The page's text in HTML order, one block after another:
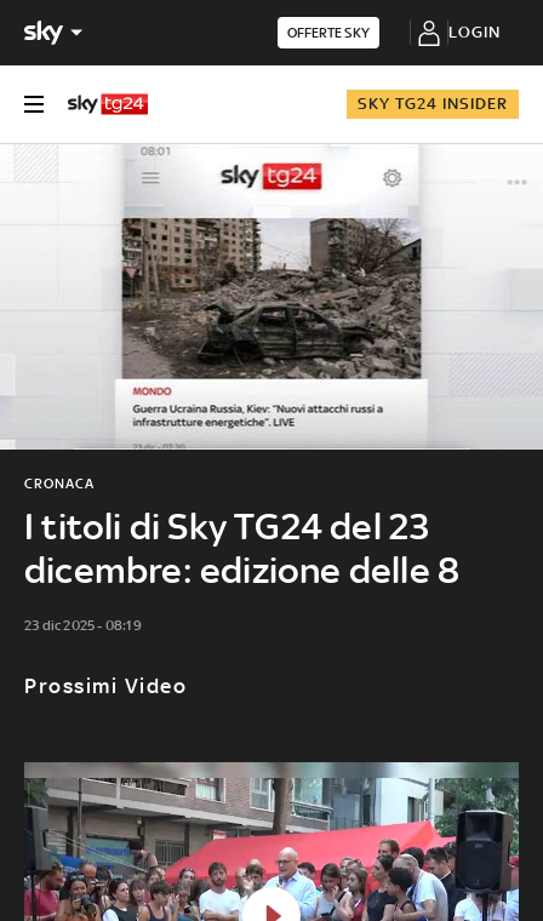
OFFERTE SKY LOGIN
SKY TG24 INSIDER
I titoli di Sky TG24 del 23
dicembre: edizione delle 8
CRONACA
23 dic 2025 - 08:19
Prossimi Video